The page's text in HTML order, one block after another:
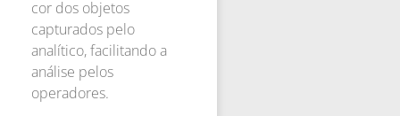
cor dos objetos
capturados pelo
analítico, facilitando a
análise pelos
operadores.